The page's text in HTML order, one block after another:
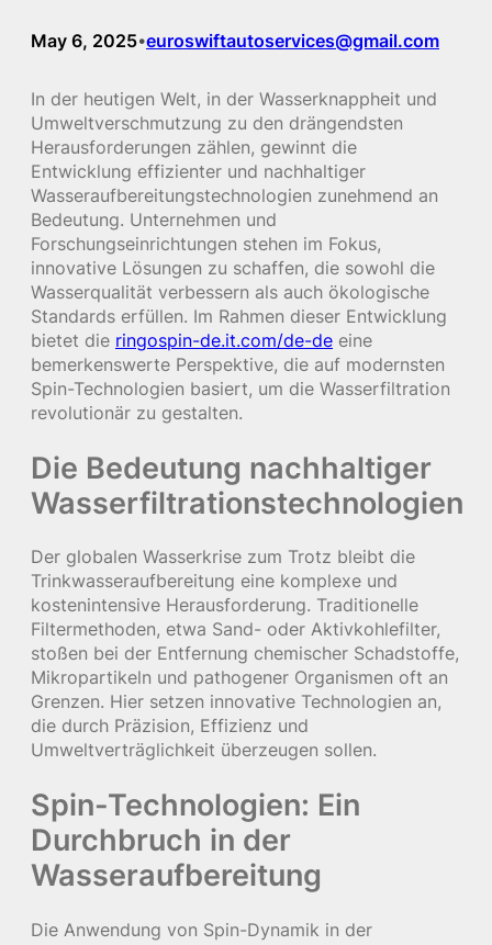
May 6, 2025•euroswiftautoservices@gmail.com
In der heutigen Welt, in der Wasserknappheit und
Umweltverschmutzung zu den drängendsten
Herausforderungen zählen, gewinnt die
Entwicklung effizienter und nachhaltiger
Wasseraufbereitungstechnologien zunehmend an
Bedeutung. Unternehmen und
Forschungseinrichtungen stehen im Fokus,
innovative Lösungen zu schaffen, die sowohl die
Wasserqualität verbessern als auch ökologische
Standards erfüllen. Im Rahmen dieser Entwicklung
bietet die ringospin-de.it.com/de-de eine
bemerkenswerte Perspektive, die auf modernsten
Spin-Technologien basiert, um die Wasserfiltration
revolutionär zu gestalten.
Die Bedeutung nachhaltiger
Wasserfiltrationstechnologien
Der globalen Wasserkrise zum Trotz bleibt die
Trinkwasseraufbereitung eine komplexe und
kostenintensive Herausforderung. Traditionelle
Filtermethoden, etwa Sand- oder Aktivkohlefilter,
stoßen bei der Entfernung chemischer Schadstoffe,
Mikropartikeln und pathogener Organismen oft an
Grenzen. Hier setzen innovative Technologien an,
die durch Präzision, Effizienz und
Umweltverträglichkeit überzeugen sollen.
Spin-Technologien: Ein
Durchbruch in der
Wasseraufbereitung
Die Anwendung von Spin-Dynamik in der